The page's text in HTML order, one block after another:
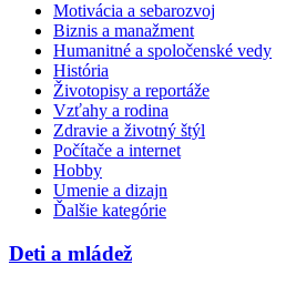
Motivácia a sebarozvoj
Biznis a manažment
Humanitné a spoločenské vedy
História
Životopisy a reportáže
Vzťahy a rodina
Zdravie a životný štýl
Počítače a internet
Hobby
Umenie a dizajn
Ďalšie kategórie
Deti a mládež